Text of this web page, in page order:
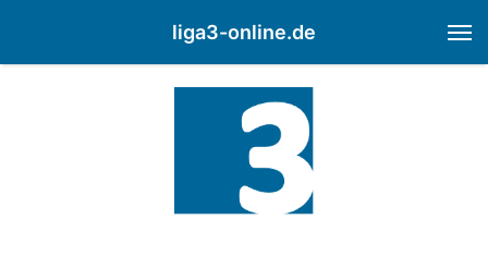
liga3-online.de